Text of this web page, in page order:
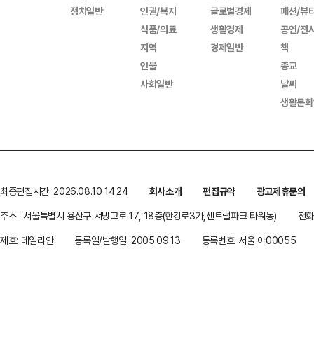
정치일반
인권/복지
식품/의료
지역
인물
사회일반
글로벌경제
생활경제
경제일반
패션/뷰
공연/전
책
종교
날씨
생활문
최종편집시간: 2026.08.10 14:24 회사소개 편집규약
광고제휴문의
주소 : 서울특별시 용산구 서빙고로 17, 18층(한강로3가,센트럴파크 타워동)
전
제호: 데일리안
등록일/발행일: 2005.09.13 등록번호: 서울 아00055